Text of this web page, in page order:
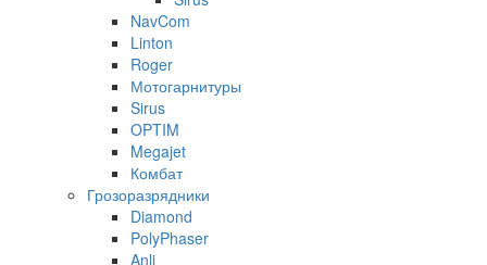
NavCom
Linton
Roger
Мотогарнитуры
Sirus
OPTIM
Megajet
Комбат
Грозоразрядники
Diamond
PolyPhaser
Anli